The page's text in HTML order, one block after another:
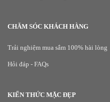
CHĂM SÓC KHÁCH HÀNG
Trải nghiệm mua sắm 100% hài lòng
Hỏi đáp - FAQs
KIẾN THỨC MẶC ĐẸP